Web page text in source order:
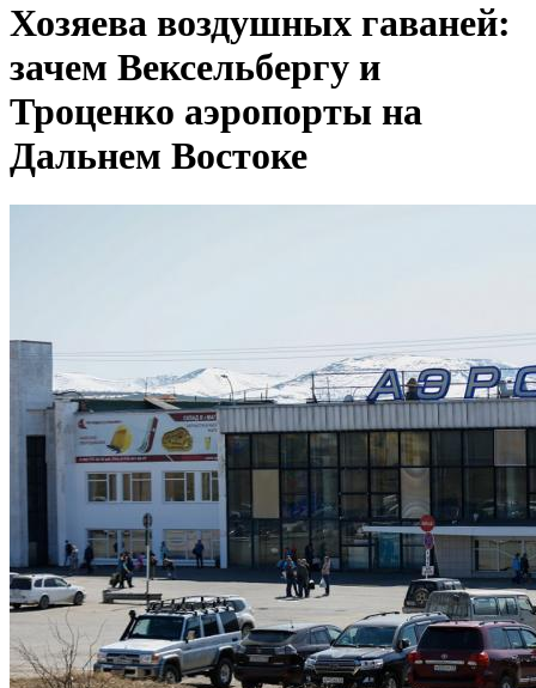
Хозяева воздушных гаваней:
зачем Вексельбергу и
Троценко аэропорты на
Дальнем Востоке